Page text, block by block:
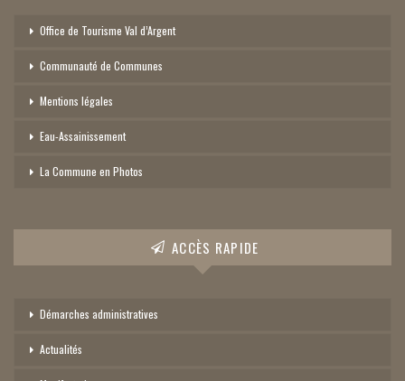
Office de Tourisme Val d’Argent
Communauté de Communes
Mentions légales
Eau-Assainissement
La Commune en Photos
ACCÈS RAPIDE
Démarches administratives
Actualités